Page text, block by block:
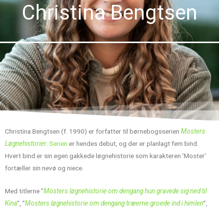
Christina Bengtsen
Christina Bengtsen (f. 1990) er forfatter til børnebogsserien Mosters
Løgnehistorier. Serien er hendes debut, og der er planlagt fem bind.
Hvert bind er sin egen gakkede løgnehistorie som karakteren ’Moster’
fortæller sin nevø og niece.
Med titlerne ”Mosters løgnehistorie om dengang hun gravede sig ned til
Kina”, ”Mosters løgnehistorie om dengang træerne groede ind i himlen”,